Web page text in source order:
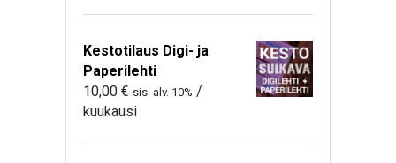
Kestotilaus Digi- ja
Paperilehti
10,00 € sis. alv. 10% /
kuukausi